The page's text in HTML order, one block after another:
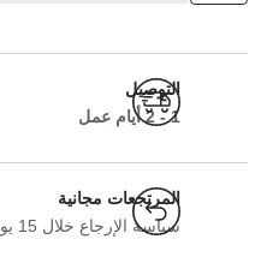
التوصيل
1 - 2 أيام عمل
المرتجعات مجانية
سياسة الإرجاع خلال 15 يوماً